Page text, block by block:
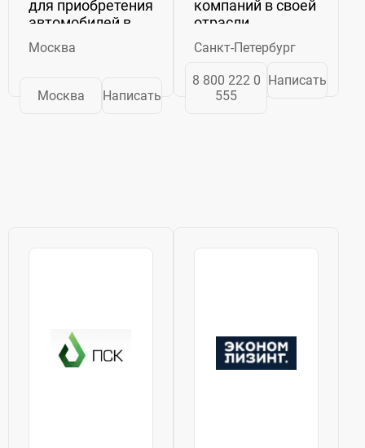
для приобретения
автомобилей в
лизинг как
юридическим,
лицам. Однако
Москва
Москва Написать
компаний в своей
отрасли.
Уникальность
этой компании
заключается в
том, что она была
Санкт-Петербург
8 800 222 0
555
Написать